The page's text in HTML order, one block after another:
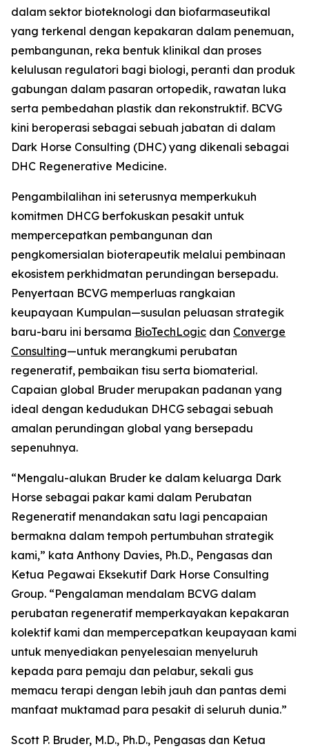
dalam sektor bioteknologi dan biofarmaseutikal
yang terkenal dengan kepakaran dalam penemuan,
pembangunan, reka bentuk klinikal dan proses
kelulusan regulatori bagi biologi, peranti dan produk
gabungan dalam pasaran ortopedik, rawatan luka
serta pembedahan plastik dan rekonstruktif. BCVG
kini beroperasi sebagai sebuah jabatan di dalam
Dark Horse Consulting (DHC) yang dikenali sebagai
DHC Regenerative Medicine.
Pengambilalihan ini seterusnya memperkukuh
komitmen DHCG berfokuskan pesakit untuk
mempercepatkan pembangunan dan
pengkomersialan bioterapeutik melalui pembinaan
ekosistem perkhidmatan perundingan bersepadu.
Penyertaan BCVG memperluas rangkaian
keupayaan Kumpulan—susulan peluasan strategik
baru-baru ini bersama BioTechLogic dan Converge
Consulting—untuk merangkumi perubatan
regeneratif, pembaikan tisu serta biomaterial.
Capaian global Bruder merupakan padanan yang
ideal dengan kedudukan DHCG sebagai sebuah
amalan perundingan global yang bersepadu
sepenuhnya.
“Mengalu-alukan Bruder ke dalam keluarga Dark
Horse sebagai pakar kami dalam Perubatan
Regeneratif menandakan satu lagi pencapaian
bermakna dalam tempoh pertumbuhan strategik
kami,” kata Anthony Davies, Ph.D., Pengasas dan
Ketua Pegawai Eksekutif Dark Horse Consulting
Group. “Pengalaman mendalam BCVG dalam
perubatan regeneratif memperkayakan kepakaran
kolektif kami dan mempercepatkan keupayaan kami
untuk menyediakan penyelesaian menyeluruh
kepada para pemaju dan pelabur, sekali gus
memacu terapi dengan lebih jauh dan pantas demi
manfaat muktamad para pesakit di seluruh dunia.”
Scott P. Bruder, M.D., Ph.D., Pengasas dan Ketua